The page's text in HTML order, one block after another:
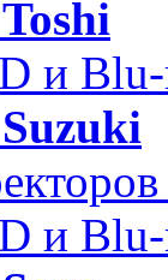
Toshi
и
Suzuki
и